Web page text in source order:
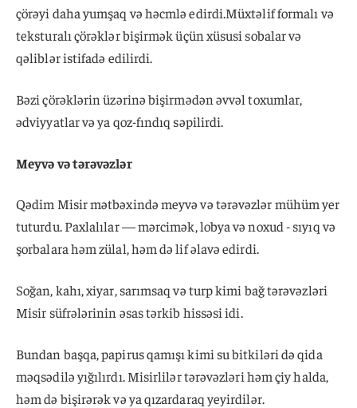
çörəyi daha yumşaq və həcmlə edirdi.Müxtəlif formalı və
teksturalı çörəklər bişirmək üçün xüsusi sobalar və
qəliblər istifadə edilirdi.
Bəzi çörəklərin üzərinə bişirmədən əvvəl toxumlar,
ədviyyatlar və ya qoz-fındıq səpilirdi.
Meyvə və tərəvəzlər
Qədim Misir mətbəxində meyvə və tərəvəzlər mühüm yer
tuturdu. Paxlalılar — mərcimək, lobya və noxud - sıyıq və
şorbalara həm zülal, həm də lif əlavə edirdi.
Soğan, kahı, xiyar, sarımsaq və turp kimi bağ tərəvəzləri
Misir süfrələrinin əsas tərkib hissəsi idi.
Bundan başqa, papirus qamışı kimi su bitkiləri də qida
məqsədilə yığılırdı. Misirlilər tərəvəzləri həm çiy halda,
həm də bişirərək və ya qızardaraq yeyirdilər.